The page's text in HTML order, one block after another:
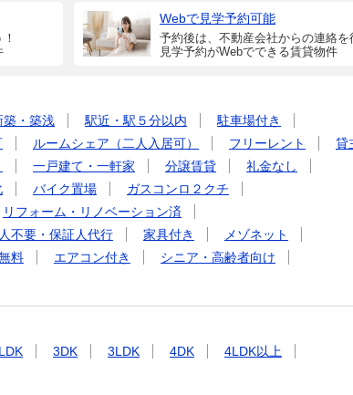
Webで見学予約可能
予約後は、不動産会社からの連絡を
見学予約がWebでできる賃貸物件
築・築浅 駅近・駅５分以内
駐車場付き
ルームシェア（二人入居可） フリーレント
貸
一戸建て・一軒家 分譲賃貸
礼金なし
バイク置場
ガスコンロ２クチ
リフォーム・リノベーション済
不要・保証人代行 家具付き
メゾネット
料 エアコン付き
シニア・高齢者向け
3DK 3LDK 4DK
4LDK以上